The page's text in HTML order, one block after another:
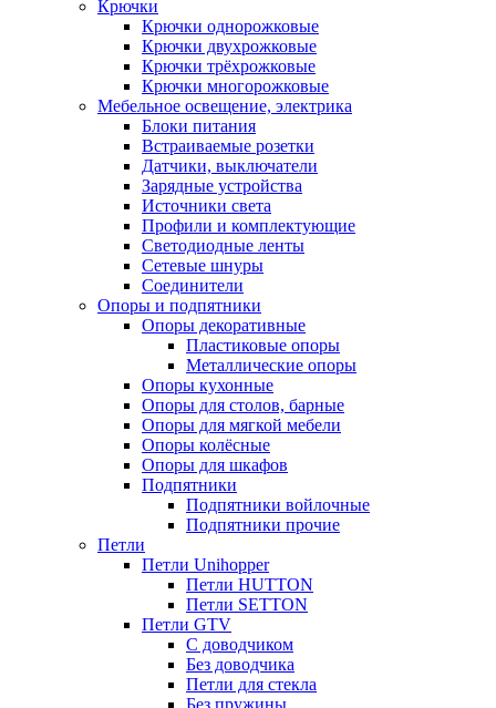
Крючки
Крючки однорожковые
Крючки двухрожковые
Крючки трёхрожковые
Крючки многорожковые
Мебельное освещение, электрика
Блоки питания
Встраиваемые розетки
Датчики, выключатели
Зарядные устройства
Источники света
Профили и комплектующие
Светодиодные ленты
Сетевые шнуры
Соединители
Опоры и подпятники
Опоры декоративные
Пластиковые опоры
Металлические опоры
Опоры кухонные
Опоры для столов, барные
Опоры для мягкой мебели
Опоры колёсные
Опоры для шкафов
Подпятники
Подпятники войлочные
Подпятники прочие
Петли
Петли Unihopper
Петли HUTTON
Петли SETTON
Петли GTV
С доводчиком
Без доводчика
Петли для стекла
Без пружины